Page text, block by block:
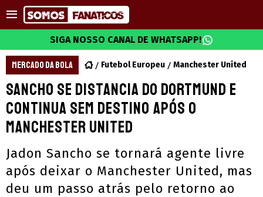
SIGA NOSSO CANAL DE WHATSAPP!
MERCADO DA BOLA Futebol Europeu Manchester United
Sancho se distancia do Dortmund e
continua sem destino após o
Manchester United
Jadon Sancho se tornará agente livre
após deixar o Manchester United, mas
deu um passo atrás pelo retorno ao